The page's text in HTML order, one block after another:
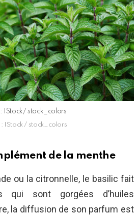
IStock/ stock_colors
: IStock / stock_colors
de la menthe
ou la citronnelle, le basilic fait
qui sont gorgées d’huiles
la diffusion de son parfum est